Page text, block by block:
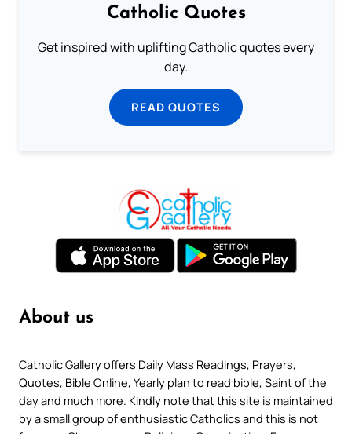
Catholic Quotes
Get inspired with uplifting Catholic quotes every
day.
READ QUOTES
About us
Catholic Gallery offers Daily Mass Readings, Prayers,
Quotes, Bible Online, Yearly plan to read bible, Saint of the
day and much more. Kindly note that this site is maintained
by a small group of enthusiastic Catholics and this is not